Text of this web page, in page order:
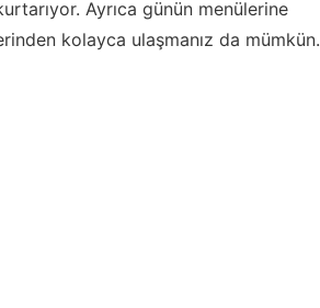
Ayrıca günün menülerine
kolayca ulaşmanız da mümkün.